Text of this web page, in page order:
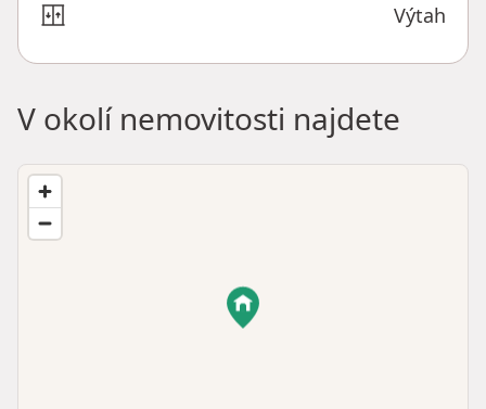
Výtah
V okolí nemovitosti najdete